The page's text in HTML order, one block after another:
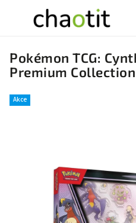
Pokémon TCG:
Premium Collection
Akce